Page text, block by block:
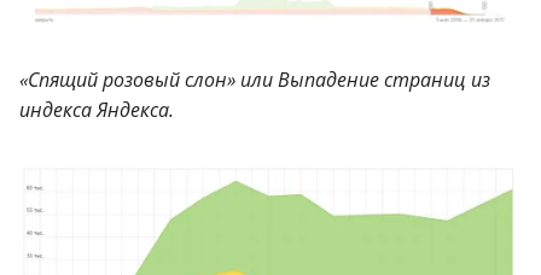
«Спящий розовый слон» или Выпадение страниц из
индекса Яндекса.